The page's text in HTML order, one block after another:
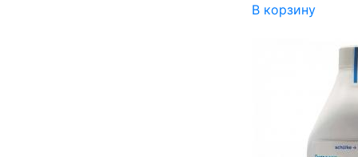
В корзину